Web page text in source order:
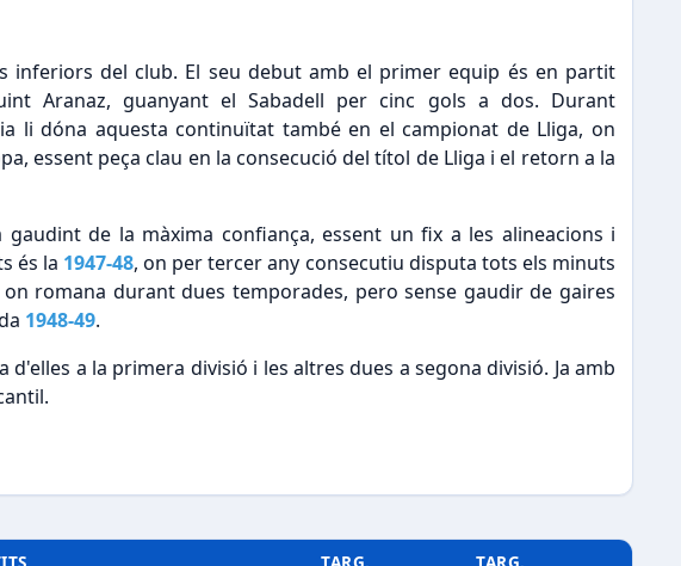
inferiors del club. El seu debut amb el primer equip és en partit
Aranaz, guanyant el Sabadell per cinc gols a dos. Durant
li dóna aquesta continuïtat també en el campionat de Lliga, on
essent peça clau en la consecució del títol de Lliga i el retorn a la
de la màxima confiança, essent un fix a les alineacions i
és la 1947-48, on per tercer any consecutiu disputa tots els minuts
romana durant dues temporades, pero sense gaudir de gaires
1948-49.
a la primera divisió i les altres dues a segona divisió. Ja amb